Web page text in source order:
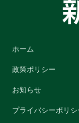
ホーム
政策ポリシー
お知らせ
プライバシーポリシ